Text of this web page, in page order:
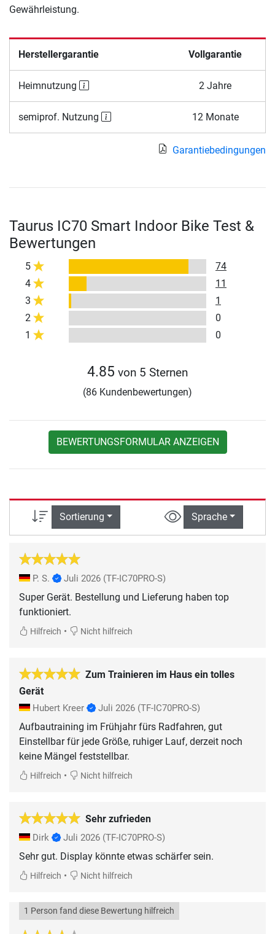
Gewährleistung.
Herstellergarantie Vollgarantie
Heimnutzung 2 Jahre
semiprof. Nutzung 12 Monate
Garantiebedingungen
Taurus IC70 Smart Indoor Bike Test &
Bewertungen
5
74
4
11
3
1
2
0
1
0
4.85 von 5 Sternen
(86 Kundenbewertungen)
BEWERTUNGSFORMULAR ANZEIGEN
Sortierung Sprache
P. S. Juli 2026 (TF-IC70PRO-S)
Super Gerät. Bestellung und Lieferung haben top
funktioniert.
Hilfreich • Nicht hilfreich
Zum Trainieren im Haus ein tolles
Gerät
Hubert Kreer Juli 2026 (TF-IC70PRO-S)
Aufbautraining im Frühjahr fürs Radfahren, gut
Einstellbar für jede Größe, ruhiger Lauf, derzeit noch
keine Mängel feststellbar.
Hilfreich • Nicht hilfreich
Sehr zufrieden
Dirk Juli 2026 (TF-IC70PRO-S)
Sehr gut. Display könnte etwas schärfer sein.
Hilfreich • Nicht hilfreich
1 Person fand diese Bewertung hilfreich